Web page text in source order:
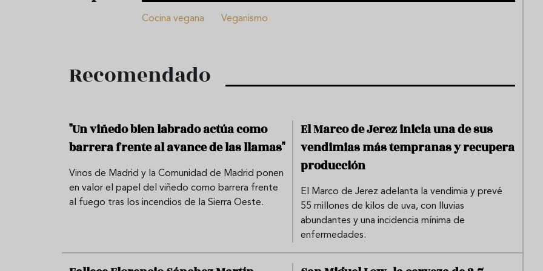
Cocina vegana Veganismo
Recomendado
"Un viñedo bien labrado actúa como
barrera frente al avance de las llamas"
Vinos de Madrid y la Comunidad de Madrid ponen
en valor el papel del viñedo como barrera frente
al fuego tras los incendios de la Sierra Oeste.
El Marco de Jerez inicia una de sus
vendimias más tempranas y recupera
producción
El Marco de Jerez adelanta la vendimia y prevé
55 millones de kilos de uva, con lluvias
abundantes y una incidencia mínima de
enfermedades.